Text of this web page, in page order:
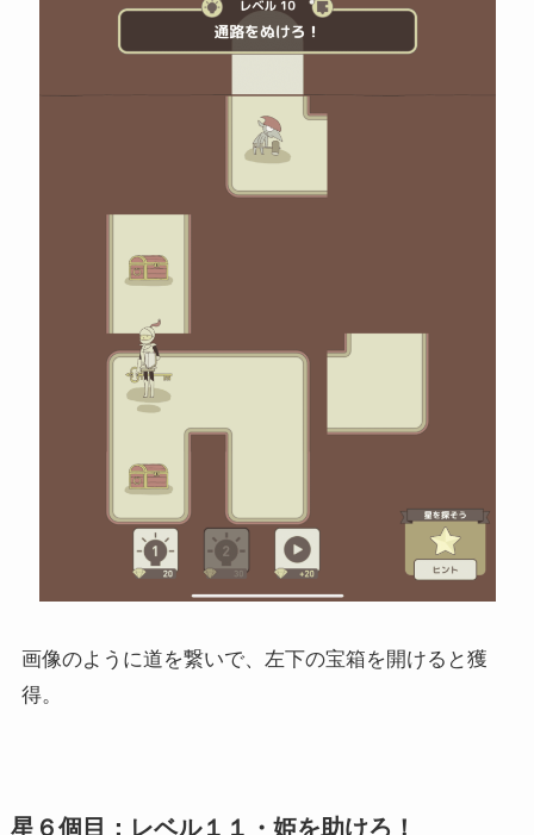
画像のように道を繋いで、左下の宝箱を開けると獲
得。
星６個目：レベル１１・姫を助けろ！